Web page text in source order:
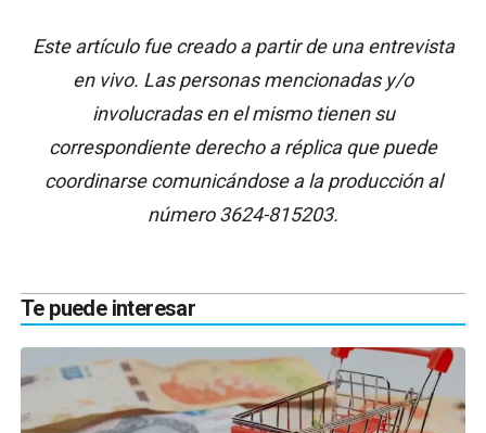
Este artículo fue creado a partir de una entrevista
en vivo. Las personas mencionadas y/o
involucradas en el mismo tienen su
correspondiente derecho a réplica que puede
coordinarse comunicándose a la producción al
número 3624-815203.
Te puede interesar